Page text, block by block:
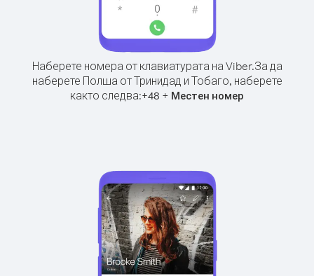
Наберете номера от клавиатурата на Viber.За да
наберете Полша от Тринидад и Тобаго, наберете
както следва:+48 + Местен номер